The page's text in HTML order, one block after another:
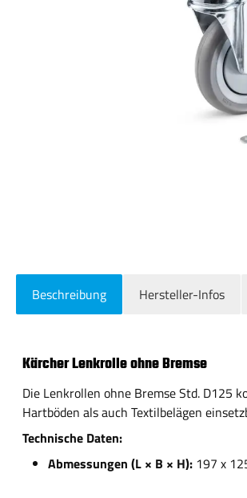
Beschreibung Hersteller-Infos
Kärcher Lenkrolle ohne Bremse
Die Lenkrollen ohne Bremse Std. D125
Hartböden als auch Textilbelägen
Technische Daten:
Abmessungen (L × B × H): 197 x